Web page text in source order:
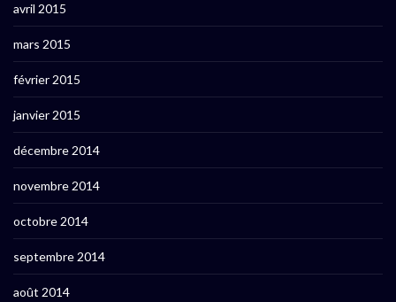
avril 2015
mars 2015
février 2015
janvier 2015
décembre 2014
novembre 2014
octobre 2014
septembre 2014
août 2014